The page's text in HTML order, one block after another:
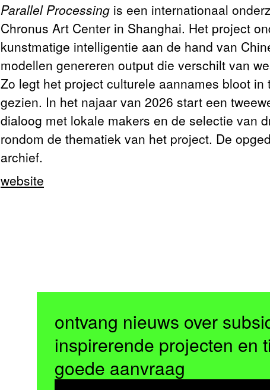
Parallel Processing is een internationaal
Chronus Art Center in Shanghai. Het project
kunstmatige intelligentie aan de hand van
modellen genereren output die verschilt van
Zo legt het project culturele aannames bloot
gezien. In het najaar van 2026 start een
dialoog met lokale makers en de selectie van
rondom de thematiek van het project. De
archief.
website
ontvang nieuws over
inspirerende projecten en
goede aanvraag